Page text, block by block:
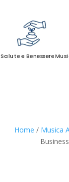
Salute e Benessere
Home / Musica